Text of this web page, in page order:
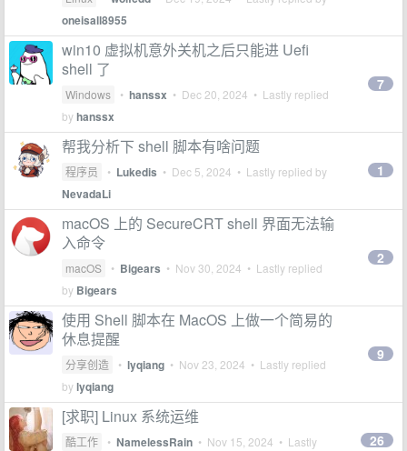
oneisall8955
win10 虚拟机意外关机之后只能进 Uefi
shell 了
Windows • hanssx • Dec 20, 2024 • Lastly replied
byhanssx
7
帮我分析下 shell 脚本有啥问题
程序员 • Lukedis • Dec 5, 2024 • Lastly replied by
NevadaLi
1
macOS 上的 SecureCRT shell 界面无法输
入命令
macOS • Bigears • Nov 30, 2024 • Lastly replied
by Bigears
2
使用 Shell 脚本在 MacOS 上做一个简易的
休息提醒
分享创造 • lyqiang • Nov 23, 2024 • Lastly replied
bylyqiang
9
[求职] Linux 系统运维
酷工作 • NamelessRain • Nov 15, 2024 • Lastly
26